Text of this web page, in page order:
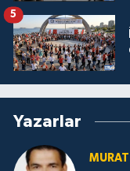
5
Yazarlar